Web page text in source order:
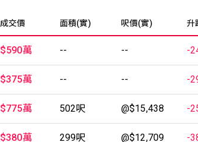
成交價 面積(實) 呎價(實) 升
$590萬 -- -- -
$375萬 -- -- -
$775萬 502呎 @$15,438 -
$380萬 299呎 @$12,709 -